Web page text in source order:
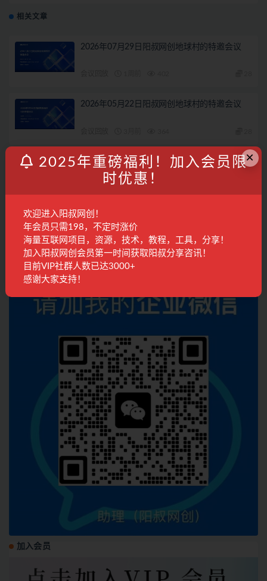
相关文章
2026年07月29日阳叔网创地球村的特邀会议
2026年05月22日阳叔网创地球村的特邀会议
2026年05月11日阳叔网创地球村的特邀会议
2026年07月3日阳叔网创地球村的特邀会议
联系客服
加入会员
×
2025年重磅福利！加入会员限
时优惠！
欢迎进入阳叔网创！
年会员只需198，不定时涨价
海量互联网项目，资源，技术，教程，工具，分享！
加入阳叔网创会员第一时间获取阳叔分享咨讯！
目前VIP社群人数已达3000+
感谢大家支持！